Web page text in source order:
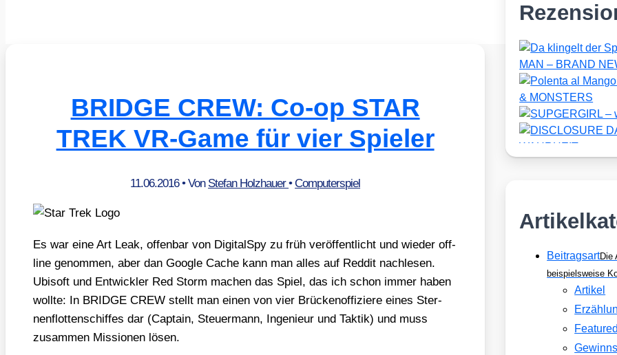
BRIDGE CREW: Co-op STAR
TREK VR-Game für vier Spieler
11.06.2016• Von Stefan Holzhauer•Computerspiel
Es war eine Art Leak, offen­bar von Digi­talS­py zu früh ver­öf­fent­licht und wie­der off­
line genom­men, aber dan Goog­le Cache kann man alles auf Red­dit nach­le­sen.
Ubi­s­oft und Ent­wick­ler Red Storm machen das Spiel, das ich schon immer haben
woll­te: In BRIDGE CREW stellt man einen von vier Brü­cken­of­fi­zie­re eines Ster­
nen­flot­ten­schif­fes dar (Cap­tain, Steu­er­mann, Inge­nieur und Tak­tik) und muss
zusam­men Mis­sio­nen lösen.
BeitragsartDie
beispielsweise
Artikel